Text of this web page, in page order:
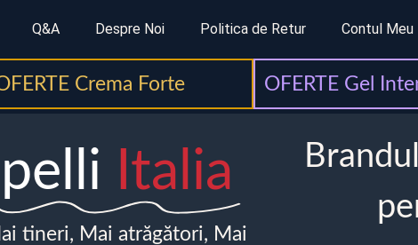
Q&A Despre Noi Politica de Retur Contul Meu
Crema Forte OFERTE Gel
Italia
tineri, Mai atrăgători, Mai